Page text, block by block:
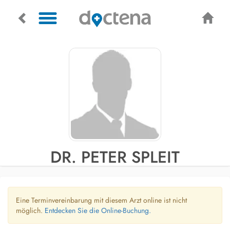
DR. PETER SPLEIT
Eine Terminvereinbarung mit diesem Arzt online ist nicht
möglich. Entdecken Sie die Online-Buchung.